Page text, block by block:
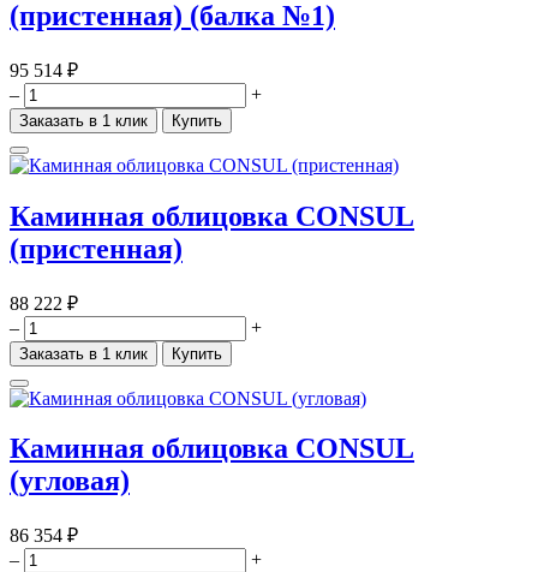
(пристенная) (балка №1)
95 514 ₽
–
+
Заказать в 1 клик Купить
Каминная облицовка CONSUL
(пристенная)
88 222 ₽
–
+
Заказать в 1 клик Купить
Каминная облицовка CONSUL
(угловая)
86 354 ₽
–
+